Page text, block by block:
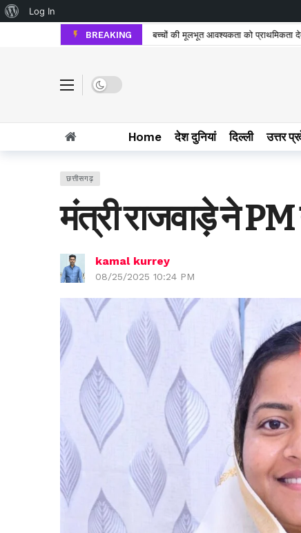
About WordPress
Log In
BREAKING बच्चों की मूलभूत आवश्यकता को प्राथमिकता
Dark mode
Home देश दुनियां दिल्ली उत्तर
छत्तीसगढ़
मंत्री राजवाड़े ने
kamal kurrey
08/25/2025 10:24 PM